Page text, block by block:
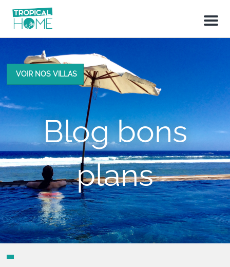
M
n
VOIR NOS VILLAS
Blog bons
plans